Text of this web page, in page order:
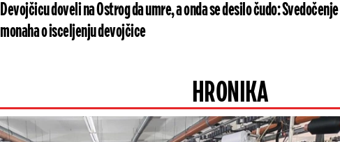
Devojčicu doveli na Ostrog da umre, a onda se desilo čudo: Svedočenje
monaha o isceljenju devojčice
HRONIKA